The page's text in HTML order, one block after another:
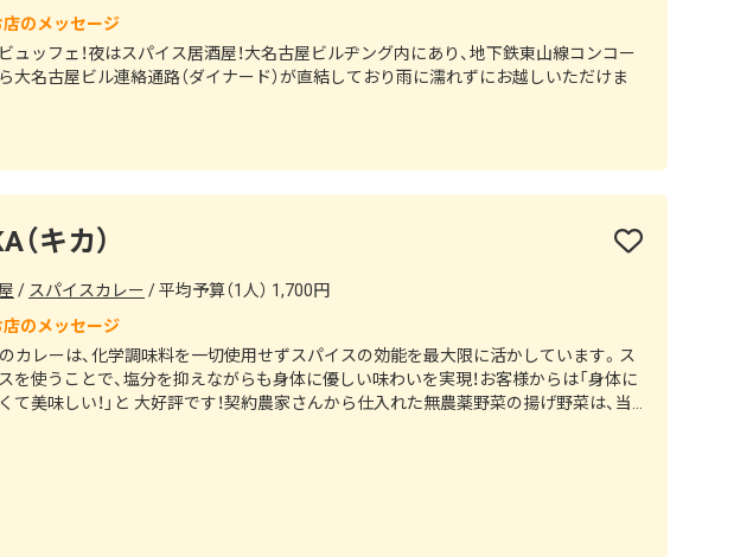
ュッフェ！夜はスパイス居酒屋！大名古屋ビルヂング内にあり、地下鉄東山線コンコー
大名古屋ビル連絡通路（ダイナード）が直結しており雨に濡れずにお越しいただけま
（キカ）
スパイスカレー 平均予算（1人） 1,700円
のカレーは、化学調味料を一切使用せずスパイスの効能を最大限に活かしています。ス
を使うことで、塩分を抑えながらも身体に優しい味わいを実現！お客様からは「身体に
て美味しい！」と 大好評です！契約農家さんから仕入れた無農薬野菜の揚げ野菜は、当